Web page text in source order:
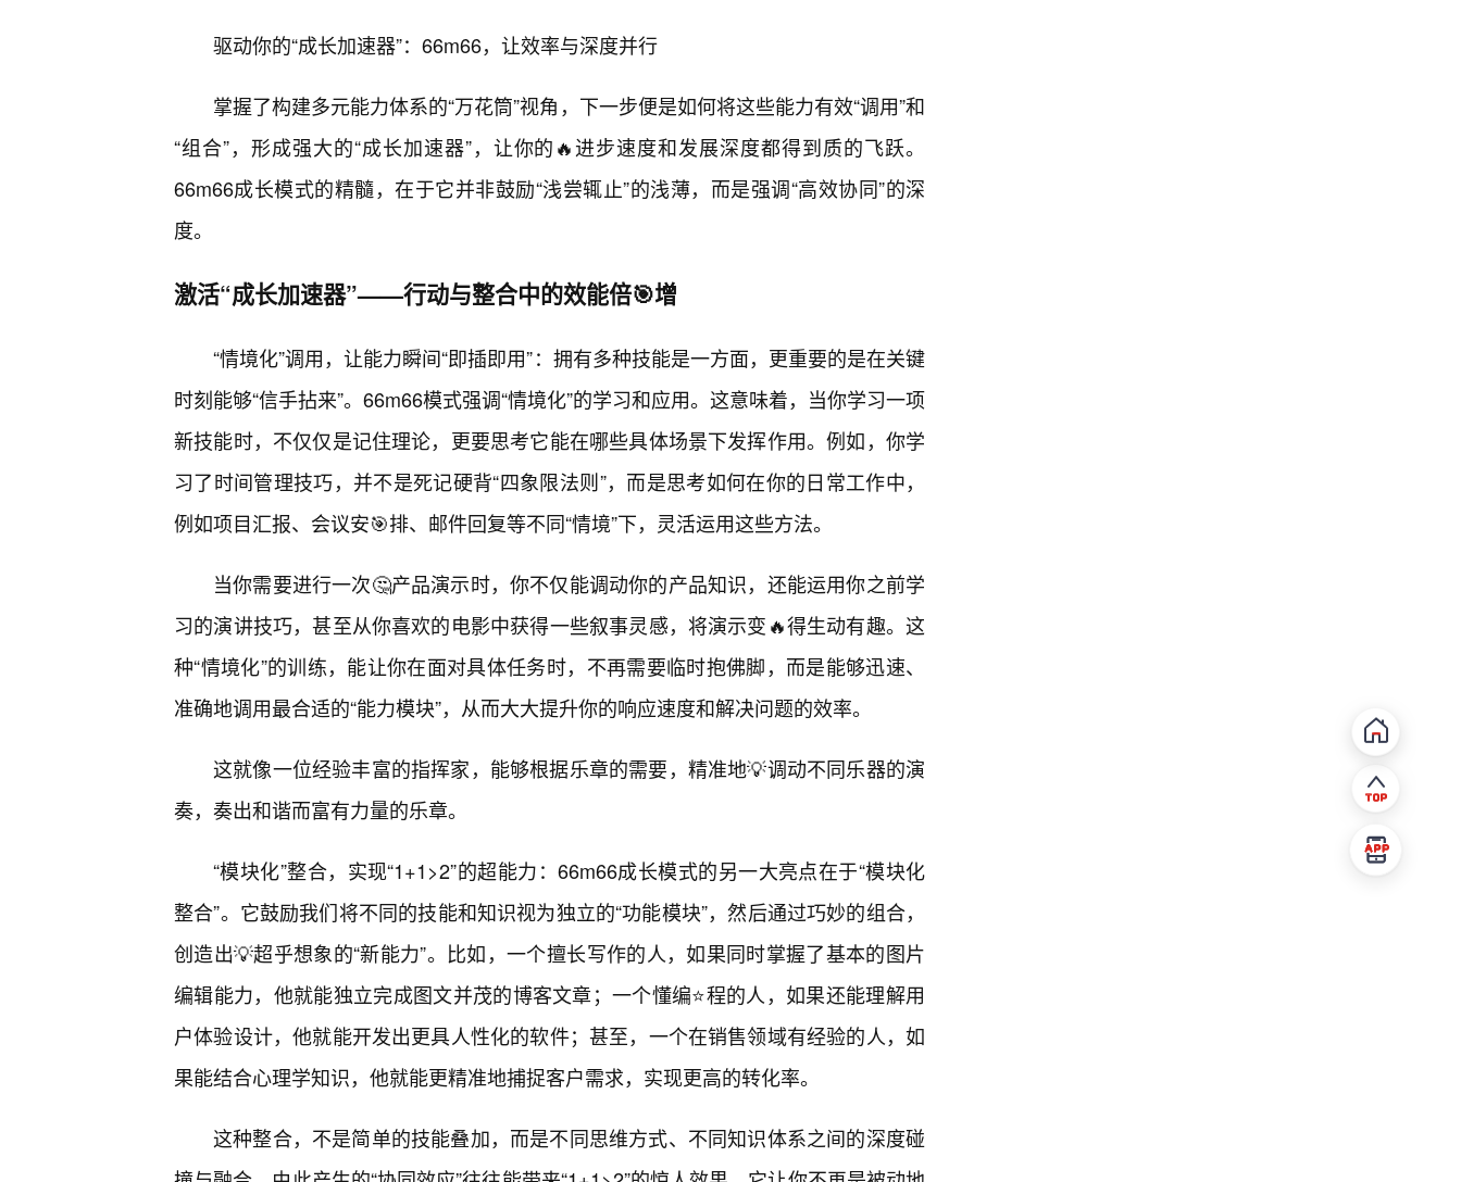
驱动你的“成长加速器”：66m66，让效率与深度并行
掌握了构建多元能力体系的“万花筒”视角，下一步便是如何将这些能力有效“调用”和
“组合”，形成强大的“成长加速器”，让你的🔥进步速度和发展深度都得到质的飞跃。
66m66成长模式的精髓，在于它并非鼓励“浅尝辄止”的浅薄，而是强调“高效协同”的深
度。
激活“成长加速器”——行动与整合中的效能倍🎯增
“情境化”调用，让能力瞬间“即插即用”：拥有多种技能是一方面，更重要的是在关键
时刻能够“信手拈来”。66m66模式强调“情境化”的学习和应用。这意味着，当你学习一项
新技能时，不仅仅是记住理论，更要思考它能在哪些具体场景下发挥作用。例如，你学
习了时间管理技巧，并不是死记硬背“四象限法则”，而是思考如何在你的日常工作中，
例如项目汇报、会议安🎯排、邮件回复等不同“情境”下，灵活运用这些方法。
当你需要进行一次🤔产品演示时，你不仅能调动你的产品知识，还能运用你之前学
习的演讲技巧，甚至从你喜欢的电影中获得一些叙事灵感，将演示变🔥得生动有趣。这
种“情境化”的训练，能让你在面对具体任务时，不再需要临时抱佛脚，而是能够迅速、
准确地调用最合适的“能力模块”，从而大大提升你的响应速度和解决问题的效率。
这就像一位经验丰富的指挥家，能够根据乐章的需要，精准地💡调动不同乐器的演
奏，奏出和谐而富有力量的乐章。
“模块化”整合，实现“1+1>2”的超能力：66m66成长模式的另一大亮点在于“模块化
整合”。它鼓励我们将不同的技能和知识视为独立的“功能模块”，然后通过巧妙的组合，
创造出💡超乎想象的“新能力”。比如，一个擅长写作的人，如果同时掌握了基本的图片
编辑能力，他就能独立完成图文并茂的博客文章；一个懂编⭐程的人，如果还能理解用
户体验设计，他就能开发出更具人性化的软件；甚至，一个在销售领域有经验的人，如
果能结合心理学知识，他就能更精准地捕捉客户需求，实现更高的转化率。
这种整合，不是简单的技能叠加，而是不同思维方式、不同知识体系之间的深度碰